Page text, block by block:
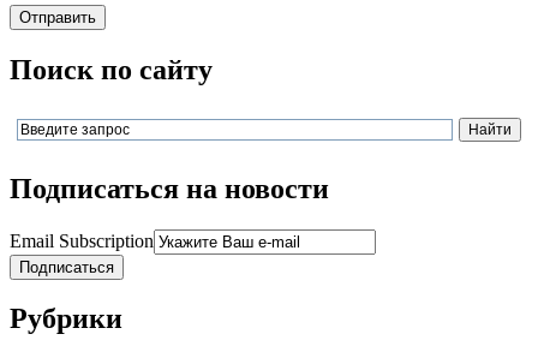
Поиск по сайту
Подписаться на новости
Email Subscription
Подписаться
Рубрики